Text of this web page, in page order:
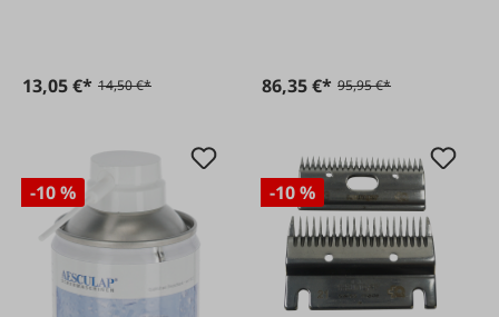
13,05 €* 14,50 €* 86,35 €* 95,95 €*
-10 % -10 %